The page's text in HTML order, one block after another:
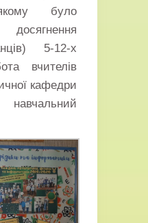
було
5-12-х
вчителів
кафедри